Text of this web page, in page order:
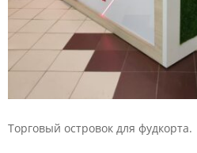
4
0
О
Торговый островок для фудкорта.